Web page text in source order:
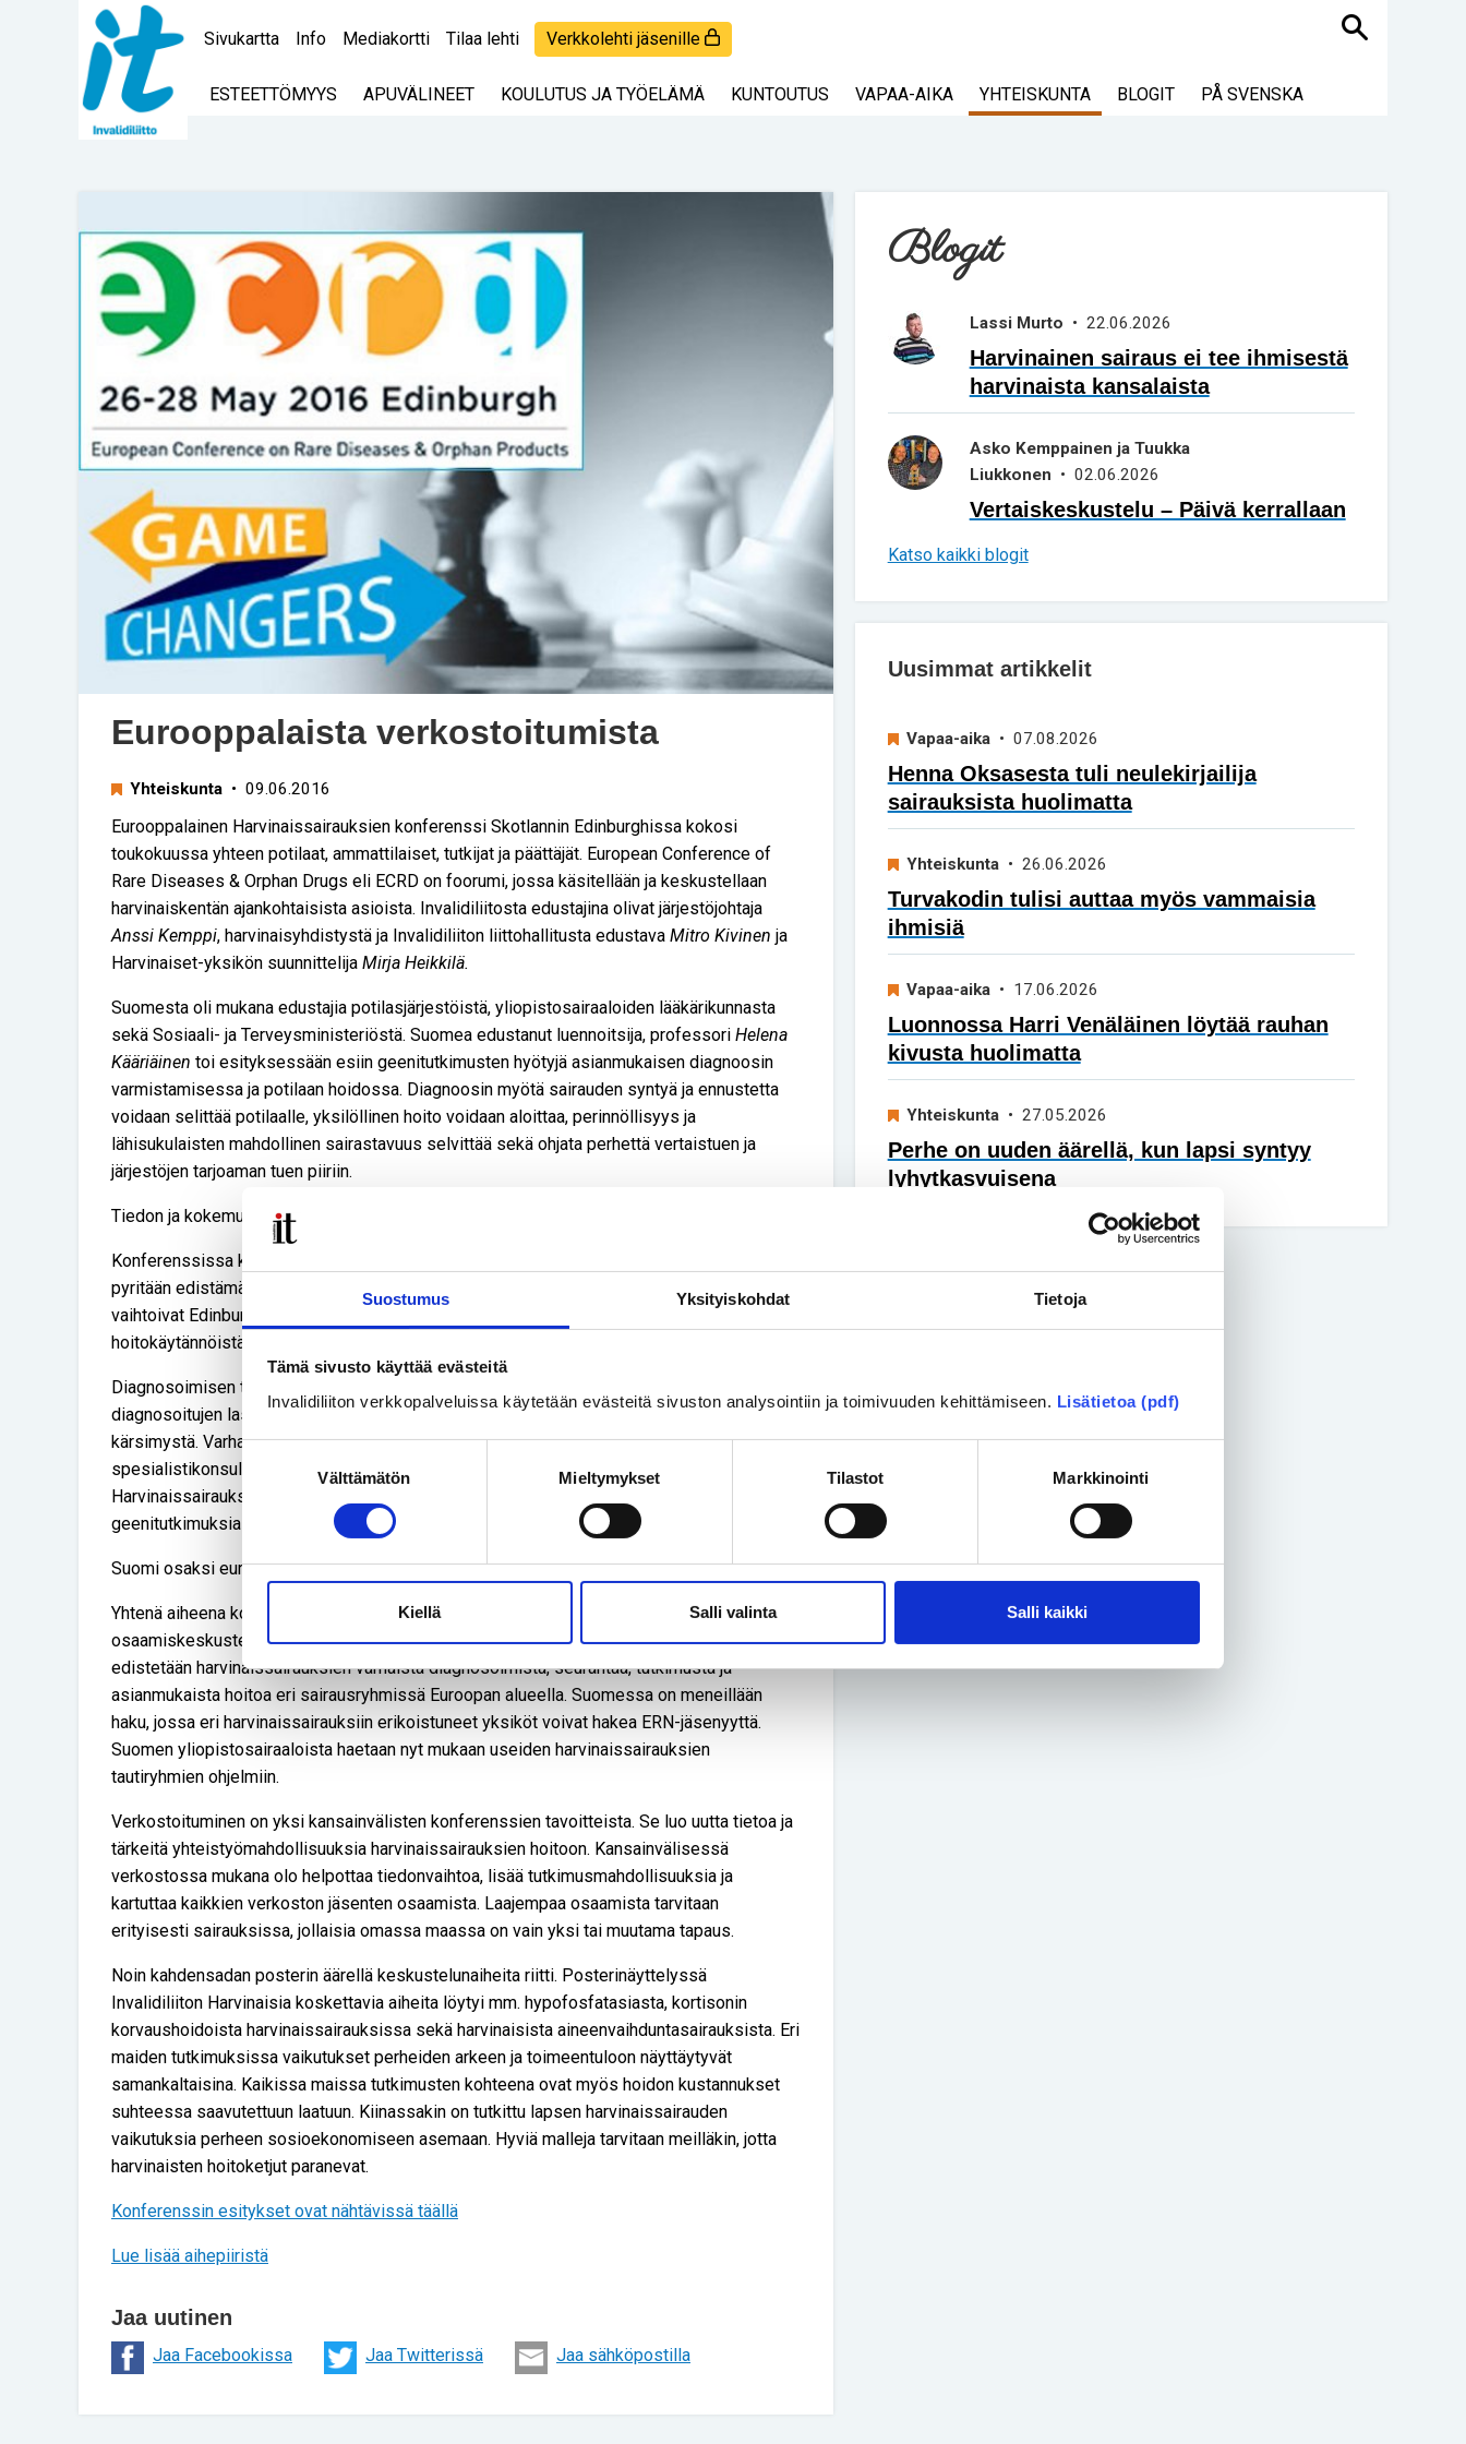
Suostumus Yksityiskohdat Tietoja
Tämä sivusto käyttää evästeitä
Invalidiliiton verkkopalveluissa käytetään evästeitä sivuston analysointiin ja toimivuuden kehittämiseen. Lisätietoa (pdf)
Suostumuksen
valinta
Välttämätön Mieltymykset Tilastot Markkinointi
Kiellä Salli valinta Salli kaikki
Sivukartta Info Mediakortti Tilaa lehti Verkkolehti jäsenille Haku
ESTEETTÖMYYS APUVÄLINEET KOULUTUS JA TYÖELÄMÄ KUNTOUTUS VAPAA-AIKA YHTEISKUNTA BLOGIT PÅ SVENSKA
Eurooppalaista verkostoitumista
Yhteiskunta • 09.06.2016
Eurooppalainen Harvinaissairauksien konferenssi Skotlannin Edinburghissa kokosi
toukokuussa yhteen potilaat, ammattilaiset, tutkijat ja päättäjät. European Conference of
Rare Diseases & Orphan Drugs eli ECRD on foorumi, jossa käsitellään ja keskustellaan
harvinaiskentän ajankohtaisista asioista. Invalidiliitosta edustajina olivat järjestöjohtaja
Anssi Kemppi, harvinaisyhdistystä ja Invalidiliiton liittohallitusta edustava Mitro Kivinen ja
Harvinaiset-yksikön suunnittelija Mirja Heikkilä.
Suomesta oli mukana edustajia potilasjärjestöistä, yliopistosairaaloiden lääkärikunnasta
sekä Sosiaali- ja Terveysministeriöstä. Suomea edustanut luennoitsija, professori Helena
Kääriäinen toi esityksessään esiin geenitutkimusten hyötyjä asianmukaisen diagnoosin
varmistamisessa ja potilaan hoidossa. Diagnoosin myötä sairauden syntyä ja ennustetta
voidaan selittää potilaalle, yksilöllinen hoito voidaan aloittaa, perinnöllisyys ja
lähisukulaisten mahdollinen sairastavuus selvittää sekä ohjata perhettä vertaistuen ja
järjestöjen tarjoaman tuen piiriin.
Tiedon ja kokemuksen vaihtoa
Konferenssissa kuultiin kansallisten ohjelmien etenemisestä ja toimista, joilla Euroopassa
pyritään edistämään harvinaissairaiden kokonaisvaltaista hoitoa. Eri maiden edustajat
vaihtoivat Edinburghissa kokemuksia ja tietoa erilaisten harvinaissairauksien
hoitokäytännöistä, tutkimuksista ja kansallisten ohjelmien mukaisista toimenpiteistä.
Diagnosoimisen tehostamisen tarpeesta kuultiin painavia puheenvuoroja. Liian myöhään
diagnosoitujen lasten tarinat konkretisoivat väärien diagnoosien aiheuttamaa inhimillistä
kärsimystä. Varhaiseen diagnosointiin tarvitaan esimerkiksi kuvantamismenetelmien,
spesialistikonsultaatioiden ja molekyyligenetiikan parempaa hyödyntämistä.
Harvinaissairauksien ilmiasujen kuvauksia, fenotyyppejä, tarvitaan lisää, jotta
geenitutkimuksia voitaisiin hyödyntää entistä tehokkaammin.
Suomi osaksi eurooppalaista osaamiskeskusten verkostoa
Yhtenä aiheena konferenssissa oli eurooppalainen harvinaissairauksien
osaamiskeskusten verkosto ERN (European Reference Networks). ERN:n toiminnalla
edistetään harvinaissairauksien varhaista diagnosoimista, seurantaa, tutkimusta ja
asianmukaista hoitoa eri sairausryhmissä Euroopan alueella. Suomessa on meneillään
haku, jossa eri harvinaissairauksiin erikoistuneet yksiköt voivat hakea ERN-jäsenyyttä.
Suomen yliopistosairaaloista haetaan nyt mukaan useiden harvinaissairauksien
tautiryhmien ohjelmiin.
Verkostoituminen on yksi kansainvälisten konferenssien tavoitteista. Se luo uutta tietoa ja
tärkeitä yhteistyömahdollisuuksia harvinaissairauksien hoitoon. Kansainvälisessä
verkostossa mukana olo helpottaa tiedonvaihtoa, lisää tutkimusmahdollisuuksia ja
kartuttaa kaikkien verkoston jäsenten osaamista. Laajempaa osaamista tarvitaan
erityisesti sairauksissa, jollaisia omassa maassa on vain yksi tai muutama tapaus.
Noin kahdensadan posterin äärellä keskustelunaiheita riitti. Posterinäyttelyssä
Invalidiliiton Harvinaisia koskettavia aiheita löytyi mm. hypofosfatasiasta, kortisonin
korvaushoidoista harvinaissairauksissa sekä harvinaisista aineenvaihduntasairauksista. Eri
maiden tutkimuksissa vaikutukset perheiden arkeen ja toimeentuloon näyttäytyvät
samankaltaisina. Kaikissa maissa tutkimusten kohteena ovat myös hoidon kustannukset
suhteessa saavutettuun laatuun. Kiinassakin on tutkittu lapsen harvinaissairauden
vaikutuksia perheen sosioekonomiseen asemaan. Hyviä malleja tarvitaan meilläkin, jotta
harvinaisten hoitoketjut paranevat.
Konferenssin esitykset ovat nähtävissä täällä
Lue lisää aihepiiristä
Jaa uutinen
Jaa Facebookissa Jaa Twitterissä Jaa sähköpostilla
Blogit
Lassi Murto • 22.06.2026
Harvinainen sairaus ei tee ihmisestä
harvinaista kansalaista
Asko Kemppainen ja Tuukka
Liukkonen • 02.06.2026
Vertaiskeskustelu – Päivä kerrallaan
Katso kaikki blogit
Uusimmat artikkelit
Vapaa-aika• 07.08.2026
Henna Oksasesta tuli neulekirjailija
sairauksista huolimatta
Yhteiskunta• 26.06.2026
Turvakodin tulisi auttaa myös vammaisia
ihmisiä
Vapaa-aika• 17.06.2026
Luonnossa Harri Venäläinen löytää rauhan
kivusta huolimatta
Yhteiskunta• 27.05.2026
Perhe on uuden äärellä, kun lapsi syntyy
lyhytkasvuisena